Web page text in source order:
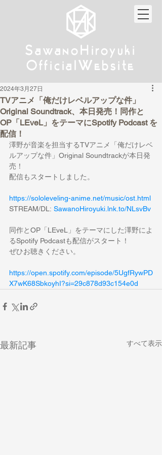
Sa wanoHiroyuki
Official W ebsite
Sa wanoHiroyuki
Official W ebsite
TVアニメ「俺だけレベルアップな件」
Original Soundtrack、本日発売！同作と
OP「LEveL」をテーマにSpotify Podcast を
配信！
2024年3月27日
澤野が音楽を担当するTVアニメ「俺だけレベ
ルアップな件」Original Soundtrackが本日発
売！
配信もスタートしました。
https://sololeveling-anime.net/music/ost.html
STREAM/DL: SawanoHiroyuki.lnk.to/NLsvBv
同作とOP「LEveL」をテーマにした澤野によ
るSpotify Podcastも配信がスタート！
ぜひお聴きください。
https://open.spotify.com/episode/5UgfRywPD
X7wK68SbkoyhI?si=29c878d93c154e0d
最新記事 すべて表示